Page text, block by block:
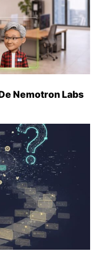
Nemotron Labs